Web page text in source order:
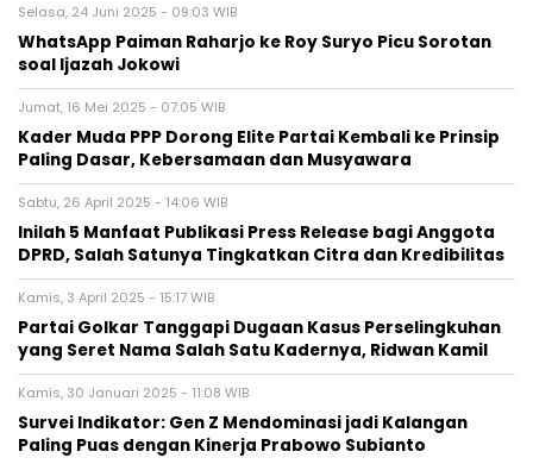
Selasa, 24 Juni 2025 - 09:03 WIB
WhatsApp Paiman Raharjo ke Roy Suryo Picu Sorotan
soal Ijazah Jokowi
Jumat, 16 Mei 2025 - 07:05 WIB
Kader Muda PPP Dorong Elite Partai Kembali ke Prinsip
Paling Dasar, Kebersamaan dan Musyawara
Sabtu, 26 April 2025 - 14:06 WIB
Inilah 5 Manfaat Publikasi Press Release bagi Anggota
DPRD, Salah Satunya Tingkatkan Citra dan Kredibilitas
Kamis, 3 April 2025 - 15:17 WIB
Partai Golkar Tanggapi Dugaan Kasus Perselingkuhan
yang Seret Nama Salah Satu Kadernya, Ridwan Kamil
Kamis, 30 Januari 2025 - 11:08 WIB
Survei Indikator: Gen Z Mendominasi jadi Kalangan
Paling Puas dengan Kinerja Prabowo Subianto